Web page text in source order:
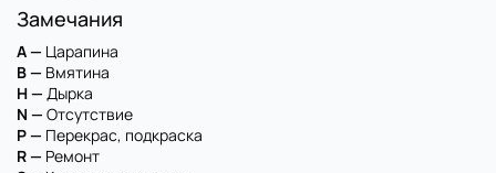
Замечания
A — Царапина
B — Вмятина
H — Дырка
N — Отсутствие
P — Перекрас, подкраска
R — Ремонт